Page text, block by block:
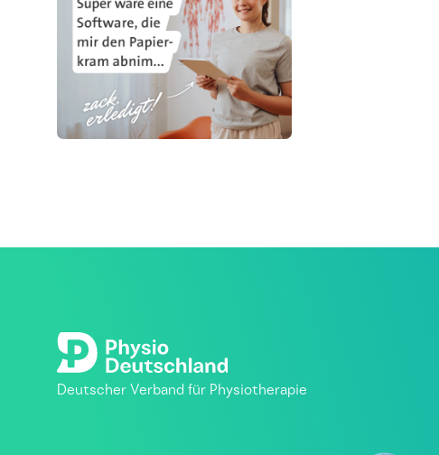
Deutscher Verband für Physiotherapie